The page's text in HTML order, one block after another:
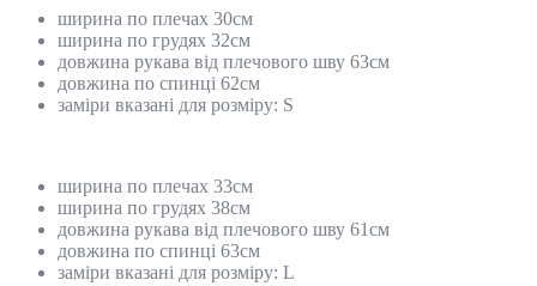
ширина по плечах 30см
ширина по грудях 32см
довжина рукава від плечового шву 63см
довжина по спинці 62см
заміри вказані для розміру: S
ширина по плечах 33см
ширина по грудях 38см
довжина рукава від плечового шву 61см
довжина по спинці 63см
заміри вказані для розміру: L